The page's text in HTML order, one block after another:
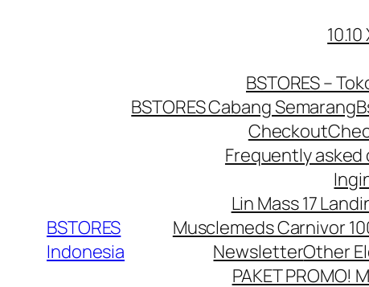
BSTORES
Indonesia
BSTORES –
BSTORES Cabang Semarang
Checkout
Frequently
Lin Mass 17
Musclemeds Carnivor
NewsletterOther
PAKET